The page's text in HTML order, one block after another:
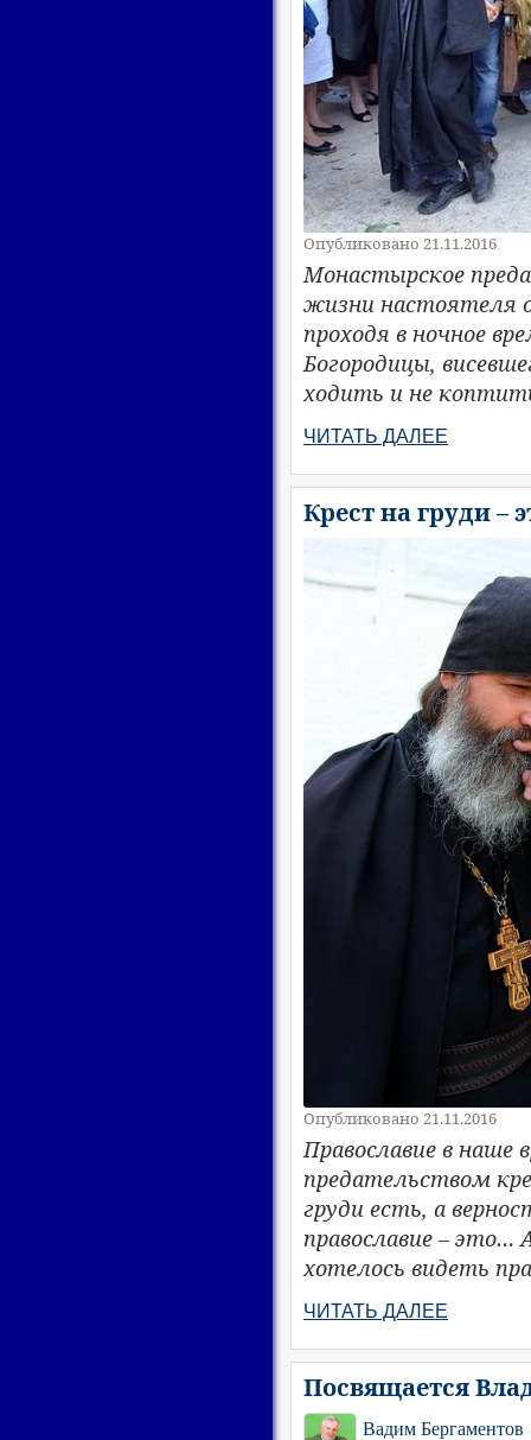
Опубликовано 21.11.2016
Монастырское
жизни настоятеля
проходя в ночное
Богородицы,
ходить и не
ЧИТАТЬ ДАЛЕЕ
Крест на груди –
Опубликовано 21.11.2016
Православие в
предательством
груди есть, а
православие –
хотелось видеть
ЧИТАТЬ ДАЛЕЕ
Посвящается
Вадим Бергаментов